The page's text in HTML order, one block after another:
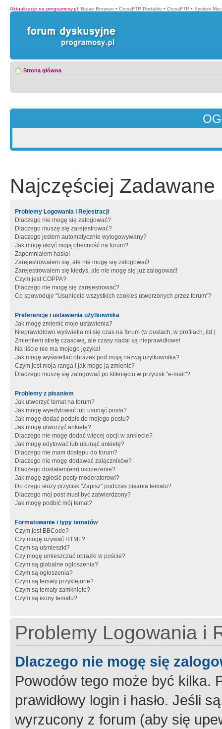
Aktualizacje na programosy.pl: Brave Browser • CrossFTP Portable • CrossFTP • System
Strona główna
Najczęściej Zadawane
Problemy Logowania i Rejestracji
Dlaczego nie mogę się zalogować?
Dlaczego muszę się zarejestrować?
Dlaczego jestem automatycznie wylogowywany?
Jak mogę ukryć moją obecność na forum?
Zapomniałem hasła!
Zarejestrowałem się, ale nie mogę się zalogować!
Zarejestrowałem się kiedyś, ale nie mogę się już zalogować!
Czym jest COPPA?
Dlaczego nie mogę się zarejestrować?
Co spowoduje "Usunięcie wszystkich cookies utworzonych przez forum"?
Preferencje i ustawienia użytkownika
Jak mogę zmienić moje ustawienia?
Nieprawidłowo wyświetla mi się czas na forum (w postach, w profilach, itd.)
Zmieniłem strefę czasową, ale czasy nadal są nieprawidłowe!
Na liście nie ma mojego języka!
Jak mogę wyświetlać obrazek pod moją nazwą użytkownika?
Czym jest moja ranga i jak mogę ją zmienić?
Dlaczego muszę się zalogować po kliknięciu w przycisk "e-mail"?
Problemy z pisaniem
Jak utworzyć temat na forum?
Jak mogę wyedytować lub usunąć posta?
Jak mogę dodać podpis do mojego postu?
Jak mogę utworzyć ankietę?
Dlaczego nie mogę dodać więcej opcji w ankiecie?
Jak mogę edytować lub usunąć ankietę?
Dlaczego nie mam dostępu do forum?
Dlaczego nie mogę dodawać załączników?
Dlaczego dostałam(em) ostrzeżenie?
Jak mogę zgłosić posty moderatorowi?
Do czego służy przycisk "Zapisz" podczas pisania tematu?
Dlaczego mój post musi być zatwierdzony?
Jak mogę podbić mój temat?
Formatowanie i typy tematów
Czym jest BBCode?
Czy mogę używać HTML?
Czym są uśmieszki?
Czy mogę umieszczać obrazki w poście?
Czym są globalne ogłoszenia?
Czym są ogłoszenia?
Czym są tematy przyklejone?
Czym są tematy zamknięte?
Czym są ikony tematu?
Problemy Logowania i
Dlaczego nie mogę się
Powodów tego może być kilka.
prawidłowy login i hasło. Jeśli
wyrzucony z forum (aby się